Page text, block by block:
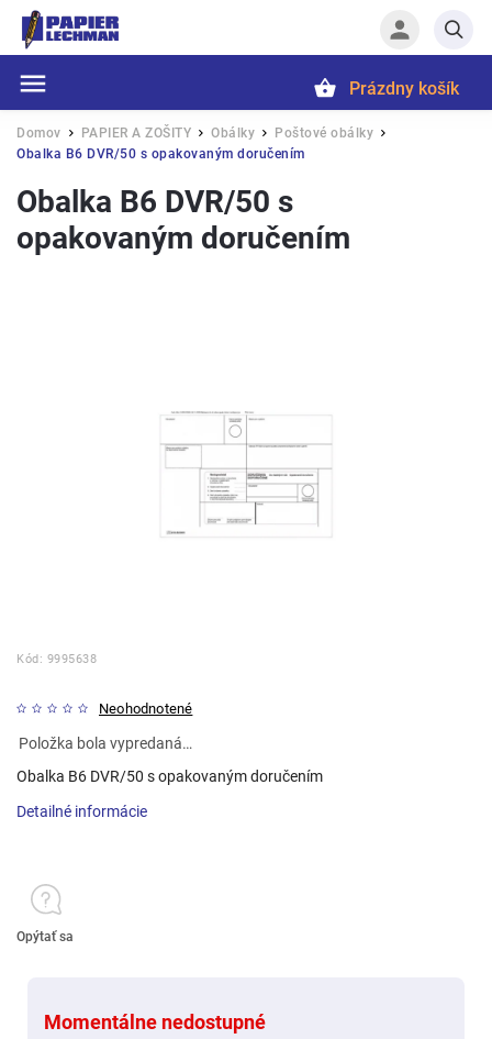
Prázdny košík
Domov / PAPIER A ZOŠITY / Obálky / Poštové obálky /
Obalka B6 DVR/50 s opakovaným doručením
Obalka B6 DVR/50 s
opakovaným doručením
Kód: 9995638
Neohodnotené
Momentálne nedostupné
Položka bola vypredaná…
Obalka B6 DVR/50 s opakovaným doručením
Detailné informácie
Opýtať sa